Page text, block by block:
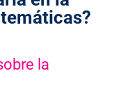
la